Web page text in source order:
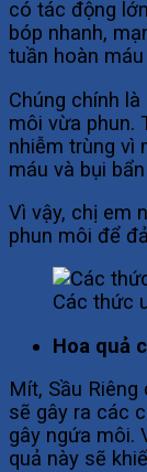
có tác động
bóp nhanh,
tuần hoàn
Chúng chính
môi vừa phun.
nhiễm trùng vì
máu và bụi
Vì vậy, chị em
phun môi để
Các thức
Hoa quả
Mít, Sầu
sẽ gây ra các
gây ngứa môi.
quả này sẽ